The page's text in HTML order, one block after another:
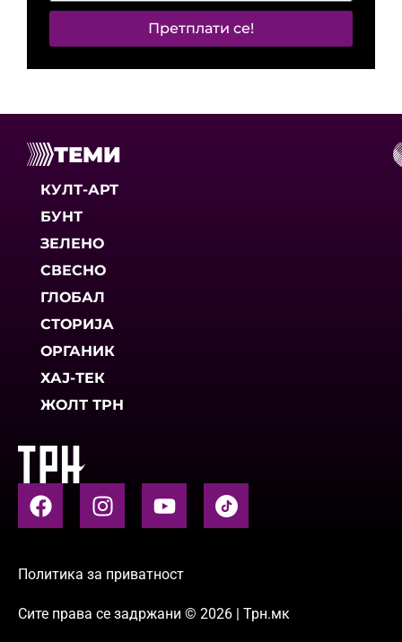
Претплати се!
ТЕМИ
КУЛТ-АРТ
БУНТ
ЗЕЛЕНО
СВЕСНО
ГЛОБАЛ
СТОРИЈА
ОРГАНИК
ХАЈ-ТЕК
ЖОЛТ ТРН
Политика за приватност
Сите права се задржани © 2026 | Трн.мк